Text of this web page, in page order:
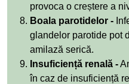
provoca o creștere a
Boala parotidelor -
glandelor parotide pot
amilază serică.
Insuficiență renală -
în caz de insuficiență